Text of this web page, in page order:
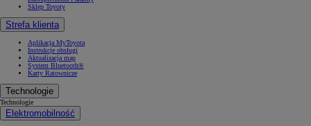
Sklep Toyoty
Strefa klienta
Aplikacja MyToyota
Instrukcje obsługi
Aktualizacja map
System Bluetooth®
Karty Ratownicze
Technologie
Technologie
Elektromobilność